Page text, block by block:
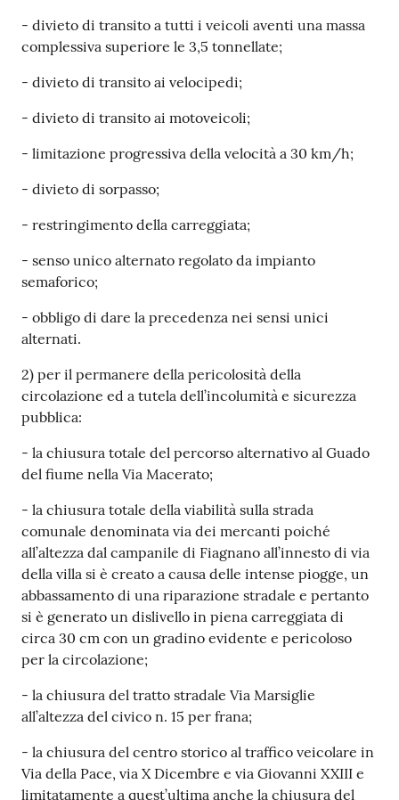
- divieto di transito a tutti i veicoli aventi una massa
complessiva superiore le 3,5 tonnellate;
- divieto di transito ai velocipedi;
- divieto di transito ai motoveicoli;
- limitazione progressiva della velocità a 30 km/h;
- divieto di sorpasso;
- restringimento della carreggiata;
- senso unico alternato regolato da impianto
semaforico;
- obbligo di dare la precedenza nei sensi unici
alternati.
2) per il permanere della pericolosità della
circolazione ed a tutela dell’incolumità e sicurezza
pubblica:
- la chiusura totale del percorso alternativo al Guado
del fiume nella Via Macerato;
- la chiusura totale della viabilità sulla strada
comunale denominata via dei mercanti poiché
all’altezza dal campanile di Fiagnano all’innesto di via
della villa si è creato a causa delle intense piogge, un
abbassamento di una riparazione stradale e pertanto
si è generato un dislivello in piena carreggiata di
circa 30 cm con un gradino evidente e pericoloso
per la circolazione;
- la chiusura del tratto stradale Via Marsiglie
all’altezza del civico n. 15 per frana;
- la chiusura del centro storico al traffico veicolare in
Via della Pace, via X Dicembre e via Giovanni XXIII e
limitatamente a quest’ultima anche la chiusura del